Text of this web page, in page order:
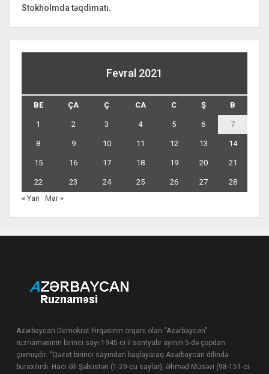
Stokholmda təqdimatı.
Fevral 2021
BE ÇA Ç CA C Ş B
1 2 3 4 5 6 7
8 9 10 11 12 13 14
15 16 17 18 19 20 21
22 23 24 25 26 27
28
« Yan
Mar »
Azərbaycan Demokrat Firqəsinin orqanı olan “Azərbaycan”
ruznaməsinin birinci sayı 1945-ci il sentyabr ayının 5-də çapdan
çıxmışdır. “Qəzet birinci sayından başlayaraq Azərbaycan dilində
buraxılırdı. Hacı Əli Şəbüstəri (1-29-cu saylar), Əhməd Müsəvi (98-151-ci